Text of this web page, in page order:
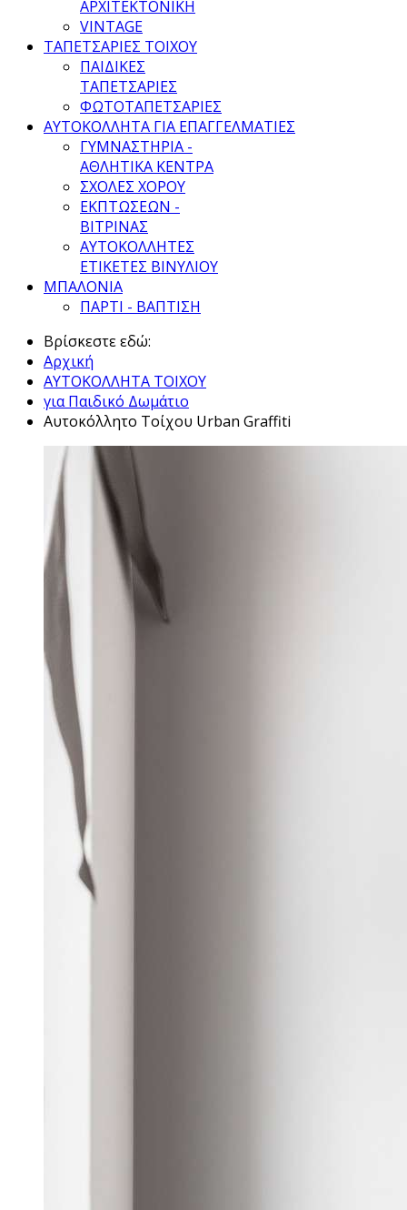
ΑΡΧΙΤΕΚΤΟΝΙΚΗ
VINTAGE
ΤΑΠΕΤΣΑΡΙΕΣ ΤΟΙΧΟΥ
ΠΑΙΔΙΚΕΣ
ΤΑΠΕΤΣΑΡΙΕΣ
ΦΩΤΟΤΑΠΕΤΣΑΡΙΕΣ
ΑΥΤΟΚΟΛΛΗΤΑ ΓΙΑ ΕΠΑΓΓΕΛΜΑΤΙΕΣ
ΓΥΜΝΑΣΤΗΡΙΑ -
ΑΘΛΗΤΙΚΑ ΚΕΝΤΡΑ
ΣΧΟΛΕΣ ΧΟΡΟΥ
ΕΚΠΤΩΣΕΩΝ -
ΒΙΤΡΙΝΑΣ
ΑΥΤΟΚΟΛΛΗΤΕΣ
ΕΤΙΚΕΤΕΣ ΒΙΝΥΛΙΟΥ
ΜΠΑΛΟΝΙΑ
ΠΑΡΤΙ - ΒΑΠΤΙΣΗ
Βρίσκεστε εδώ:
Αρχική
ΑΥΤΟΚΟΛΛΗΤΑ ΤΟΙΧΟΥ
για Παιδικό Δωμάτιο
Αυτοκόλλητο Τοίχου Urban Graffiti